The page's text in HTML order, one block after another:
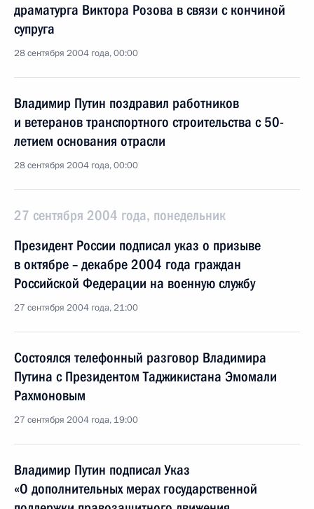
драматурга Виктора Розова в связи с кончиной
супруга
28 сентября 2004 года, 00:00
Владимир Путин поздравил работников
и ветеранов транспортного строительства с 50-
летием основания отрасли
28 сентября 2004 года, 00:00
27 сентября 2004 года, понедельник
Президент России подписал указ о призыве
в октябре – декабре 2004 года граждан
Российской Федерации на военную службу
27 сентября 2004 года, 21:00
Состоялся телефонный разговор Владимира
Путина с Президентом Таджикистана Эмомали
Рахмоновым
27 сентября 2004 года, 19:00
Владимир Путин подписал Указ
«О дополнительных мерах государственной